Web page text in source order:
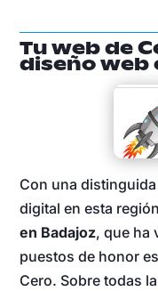
Tu web de
diseño web
Con una
digital en esta
en Badajoz, que ha
puestos de honor
Cero. Sobre todas